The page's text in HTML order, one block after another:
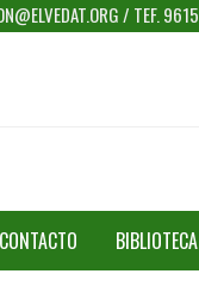
/ TEF.
CONTACTO BIBLIOTECA